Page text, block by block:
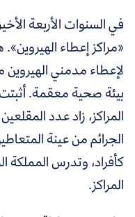
في السنوات الأربعة
«مراكز إعطاء
لإعطاء مدمني الهيروين
بيئة صحية معقمة.
المراكز، زاد عدد
الجرائم من عينة
كأفراد، وتدرس المملكة
المراكز.